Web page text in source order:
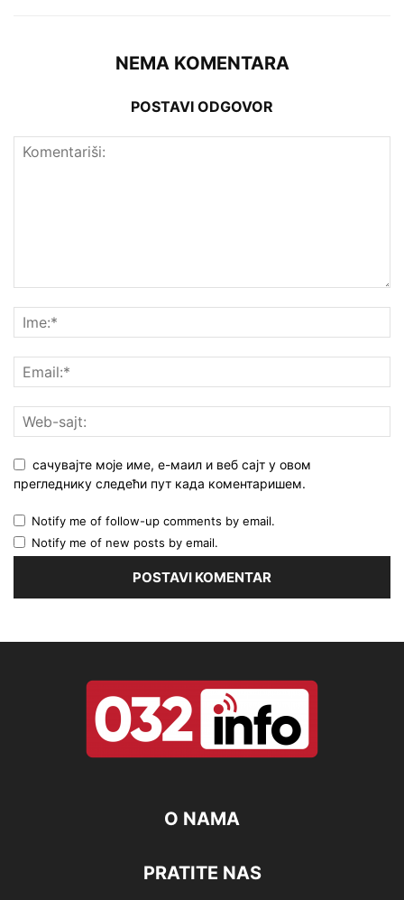
NEMA KOMENTARA
POSTAVI ODGOVOR
сачувајте моје име, е-маил и веб сајт у овом
прегледнику следећи пут када коментаришем.
Notify me of follow-up comments by email.
Notify me of new posts by email.
O NAMA
PRATITE NAS